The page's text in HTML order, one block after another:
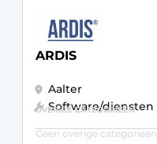
ARDIS
Aalter
Software/diensten
OVERIGE CATEGORIEËN
Geen overige categorieën